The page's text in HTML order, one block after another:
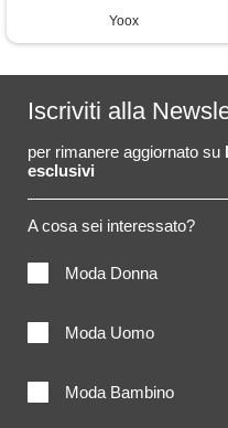
Yoox
Iscriviti alla
per rimanere aggiornato su
esclusivi
A cosa sei interessato?
Moda Donna
Moda Uomo
Moda Bambino